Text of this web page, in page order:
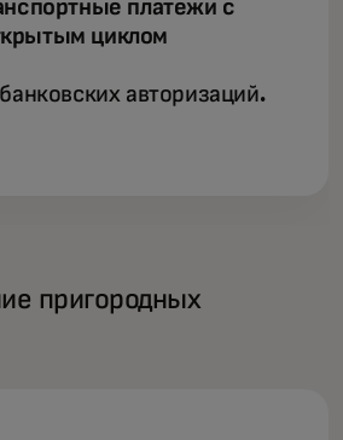
платежи с
циклом
авторизаций.
пригородных